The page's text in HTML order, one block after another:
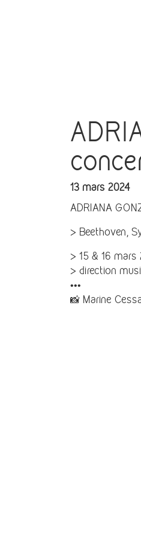
13 mars 2024
ADRIANA
> Beethoven,
> 15 & 16
> direction
•••
📸 Marine